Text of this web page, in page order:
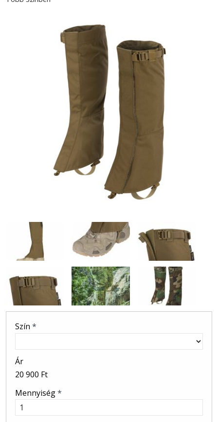
Szín *
Ár
20 900 Ft
Mennyiség*